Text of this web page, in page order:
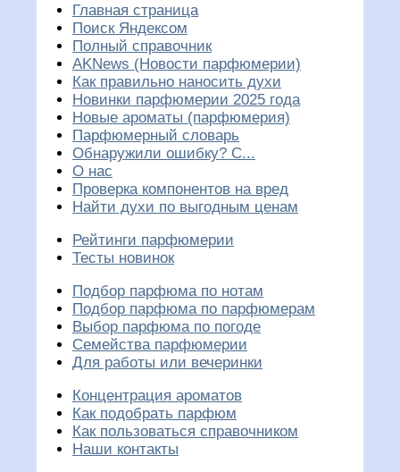
Главная страница
Поиск Яндексом
Полный справочник
AKNews (Новости парфюмерии)
Как правильно наносить духи
Новинки парфюмерии 2025 года
Новые ароматы (парфюмерия)
Парфюмерный словарь
Обнаружили ошибку? С...
О нас
Проверка компонентов на вред
Найти духи по выгодным ценам
Рейтинги парфюмерии
Тесты новинок
Подбор парфюма по нотам
Подбор парфюма по парфюмерам
Выбор парфюма по погоде
Семейства парфюмерии
Для работы или вечеринки
Концентрация ароматов
Как подобрать парфюм
Как пользоваться справочником
Наши контакты